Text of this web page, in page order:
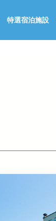
特選宿泊施設